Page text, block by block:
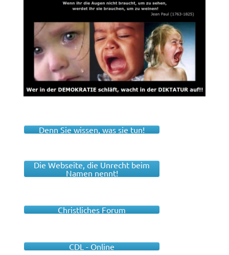
Denn Sie wissen, was sie tun!
Die Webseite, die Unrecht beim
Namen nennt!
Christliches Forum
CDL - Online